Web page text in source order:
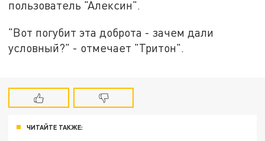
пользователь "Алексин".
"Вот погубит эта доброта - зачем дали
условный?" - отмечает "Тритон".
ЧИТАЙТЕ ТАКЖЕ: